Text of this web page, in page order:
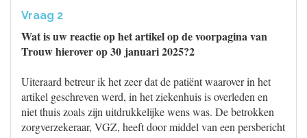
Vraag 2
Wat is uw reactie op het artikel op de voorpagina van
Trouw hierover op 30 januari 2025?2
Uiteraard betreur ik het zeer dat de patiënt waarover in het
artikel geschreven werd, in het ziekenhuis is overleden en
niet thuis zoals zijn uitdrukkelijke wens was. De betrokken
zorgverzekeraar, VGZ, heeft door middel van een persbericht